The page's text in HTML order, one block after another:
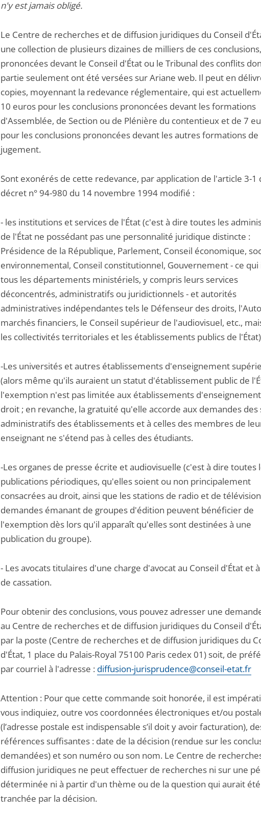
n'y est jamais obligé.
Le Centre de recherches et de diffusion juridiques du Conseil
une collection de plusieurs dizaines de milliers de ces conclusions,
prononcées devant le Conseil d'État ou le Tribunal des conflits
partie seulement ont été versées sur Ariane web. Il peut en
copies, moyennant la redevance réglementaire, qui est
10 euros pour les conclusions prononcées devant les formations
d'Assemblée, de Section ou de Plénière du contentieux et de 7
pour les conclusions prononcées devant les autres formations de
jugement.
Sont exonérés de cette redevance, par application de l'article 3-1
décret n° 94-980 du 14 novembre 1994 modifié :
- les institutions et services de l'État (c'est à dire toutes les
de l'État ne possédant pas une personnalité juridique distincte :
Présidence de la République, Parlement, Conseil économique,
environnemental, Conseil constitutionnel, Gouvernement - ce qui
tous les départements ministériels, y compris leurs services
déconcentrés, administratifs ou juridictionnels - et autorités
administratives indépendantes tels le Défenseur des droits,
marchés financiers, le Conseil supérieur de l'audiovisuel, etc.,
les collectivités territoriales et les établissements publics de
-Les universités et autres établissements d'enseignement
(alors même qu'ils auraient un statut d'établissement public de
l'exemption n'est pas limitée aux établissements
droit ; en revanche, la gratuité qu'elle accorde aux demandes des
administratifs des établissements et à celles des membres de
enseignant ne s'étend pas à celles des étudiants.
-Les organes de presse écrite et audiovisuelle (c'est à dire toutes
publications périodiques, qu'elles soient ou non principalement
consacrées au droit, ainsi que les stations de radio et de
demandes émanant de groupes d'édition peuvent bénéficier de
l'exemption dès lors qu'il apparaît qu'elles sont destinées à une
publication du groupe).
- Les avocats titulaires d'une charge d'avocat au Conseil d'État et
de cassation.
Pour obtenir des conclusions, vous pouvez adresser une
au Centre de recherches et de diffusion juridiques du Conseil
par la poste (Centre de recherches et de diffusion juridiques du
d'État, 1 place du Palais-Royal 75100 Paris cedex 01) soit, de
par courriel à l'adresse : diffusion-jurisprudence@conseil-etat.fr
Attention : Pour que cette commande soit honorée, il est
vous indiquiez, outre vos coordonnées électroniques et/ou
(l’adresse postale est indispensable s’il doit y avoir facturation),
références suffisantes : date de la décision (rendue sur les
demandées) et son numéro ou son nom. Le Centre de
diffusion juridiques ne peut effectuer de recherches ni sur une
déterminée ni à partir d'un thème ou de la question qui aurait été
tranchée par la décision.